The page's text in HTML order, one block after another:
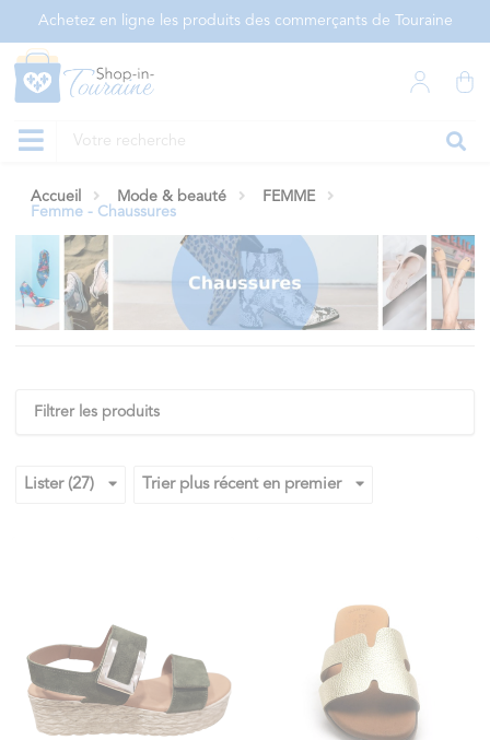
Achetez en ligne les produits des commerçants de Touraine
Accueil Mode & beauté
FEMME
Femme - Chaussures
Filtrer les produits
Lister (27) Trier plus récent en premier
Panneau de gestion des cookies